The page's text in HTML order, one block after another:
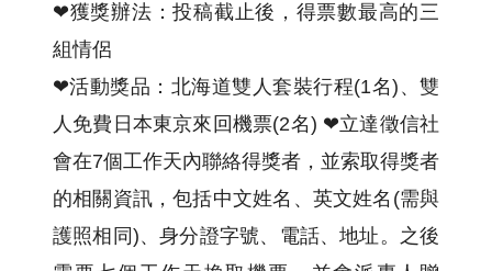
❤獲獎辦法：投稿截止後，得票數最高的三
組情侶
❤活動獎品：北海道雙人套裝行程(1名)、雙
人免費日本東京來回機票(2名) ❤立達徵信社
會在7個工作天內聯絡得獎者，並索取得獎者
的相關資訊，包括中文姓名、英文姓名(需與
護照相同)、身分證字號、電話、地址。之後